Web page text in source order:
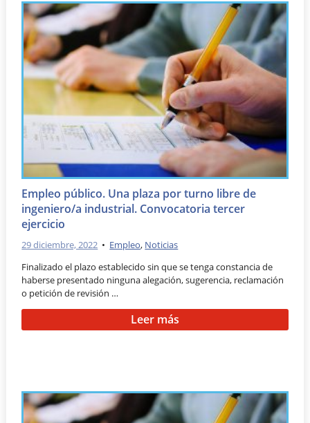
Empleo público. Una plaza por turno libre de
ingeniero/a industrial. Convocatoria tercer
ejercicio
29 diciembre, 2022 • Empleo, Noticias
Finalizado el plazo establecido sin que se tenga constancia de
haberse presentado ninguna alegación, sugerencia, reclamación
o petición de revisión …
Leer más